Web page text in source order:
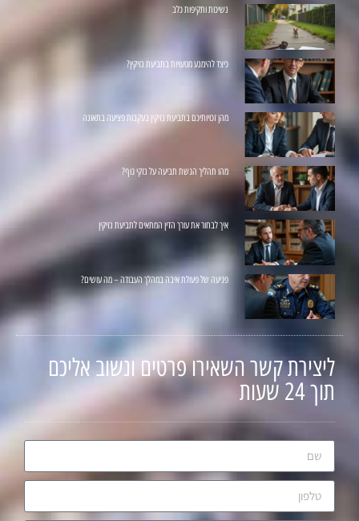
נשיכות ותקיפות כלב
כיצד להימנע מטעויות בתביעת נזיקין?
מהן זכויותיכם בתביעת נזיקין בעקבות פציעה בתאונה
מהו תהליך הגשת תביעה על נזקי גוף?
איך לבחור את עורך הדין המתאים לתביעת נזיקין
פגיעה של פעולת איבה במהלך העבודה – מה עושים?
ליצירת קשר השאירו פרטים ונשוב אליכם
תוך 24 שעות